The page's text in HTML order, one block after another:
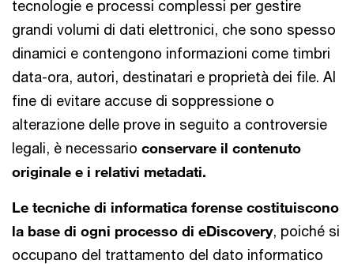
tecnologie e processi complessi per gestire
grandi volumi di dati elettronici, che sono spesso
dinamici e contengono informazioni come timbri
data-ora, autori, destinatari e proprietà dei file. Al
fine di evitare accuse di soppressione o
alterazione delle prove in seguito a controversie
legali, è necessario conservare il contenuto
originale e i relativi metadati.
Le tecniche di informatica forense costituiscono
la base di ogni processo di eDiscovery, poiché si
occupano del trattamento del dato informatico